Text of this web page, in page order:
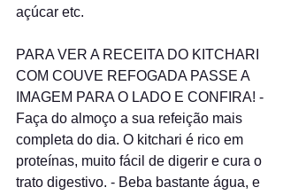
açúcar etc.
PARA VER A RECEITA DO KITCHARI
COM COUVE REFOGADA PASSE A
IMAGEM PARA O LADO E CONFIRA! -
Faça do almoço a sua refeição mais
completa do dia. O kitchari é rico em
proteínas, muito fácil de digerir e cura o
trato digestivo. - Beba bastante água, e